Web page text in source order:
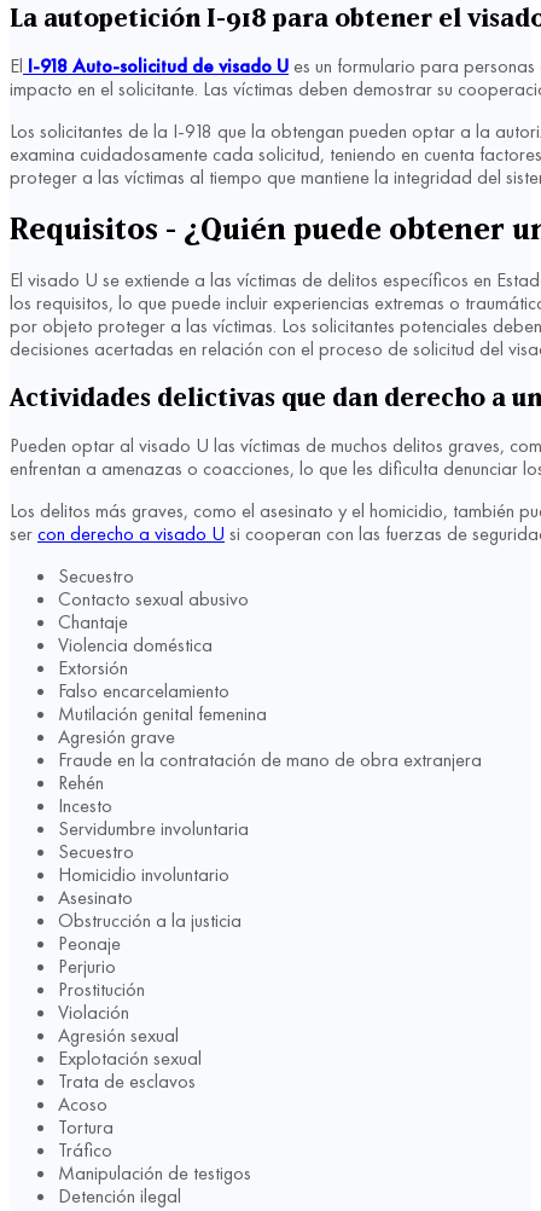
La autopetición I-918 para obtener el
El I-918 Auto-solicitud de visado Ues un formulario para
impacto en el solicitante. Las víctimas deben demostrar su
Los solicitantes de la I-918 que la obtengan pueden optar a la
examina cuidadosamente cada solicitud, teniendo en cuenta
proteger a las víctimas al tiempo que mantiene la integridad del
Requisitos - ¿Quién puede obtener
El visado U se extiende a las víctimas de delitos específicos en
los requisitos, lo que puede incluir experiencias extremas o
por objeto proteger a las víctimas. Los solicitantes potenciales
decisiones acertadas en relación con el proceso de solicitud del
Actividades delictivas que dan derecho a un
Pueden optar al visado U las víctimas de muchos delitos graves,
enfrentan a amenazas o coacciones, lo que les dificulta denunciar
Los delitos más graves, como el asesinato y el homicidio, también
sercon derecho a visado U si cooperan con las fuerzas de
Secuestro
Contacto sexual abusivo
Chantaje
Violencia doméstica
Extorsión
Falso encarcelamiento
Mutilación genital femenina
Agresión grave
Fraude en la contratación de mano de obra extranjera
Rehén
Incesto
Servidumbre involuntaria
Secuestro
Homicidio involuntario
Asesinato
Obstrucción a la justicia
Peonaje
Perjurio
Prostitución
Violación
Agresión sexual
Explotación sexual
Trata de esclavos
Acoso
Tortura
Tráfico
Manipulación de testigos
Detención ilegal